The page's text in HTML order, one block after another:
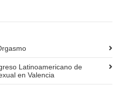
Latinoamericano de
en Valencia